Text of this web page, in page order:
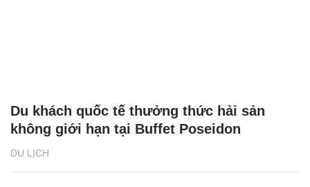
DU LỊCH
Du khách quốc tế thưởng thức hải sản
không giới hạn tại Buffet Poseidon